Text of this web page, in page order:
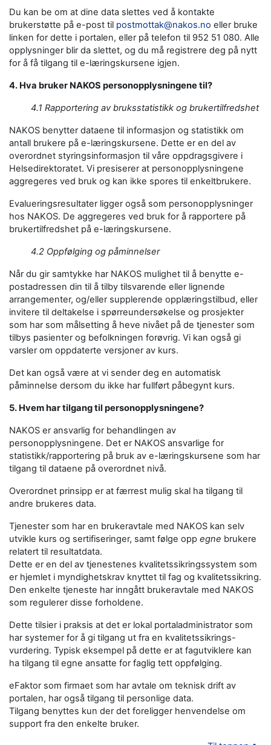
Du kan be om at dine data slettes ved å kontakte
brukerstøtte på e-post til postmottak@nakos.no eller bruke
linken for dette i portalen, eller på telefon til 952 51 080. Alle
opplysninger blir da slettet, og du må registrere deg på nytt
for å få tilgang til e-læringskursene igjen.
4. Hva bruker NAKOS personopplysningene til?
4.1 Rapportering av bruksstatistikk og brukertilfredshet
NAKOS benytter dataene til informasjon og statistikk om
antall brukere på e-læringskursene. Dette er en del av
overordnet styringsinformasjon til våre oppdragsgivere i
Helsedirektoratet. Vi presiserer at personopplysningene
aggregeres ved bruk og kan ikke spores til enkeltbrukere.
Evalueringsresultater ligger også som personopplysninger
hos NAKOS. De aggregeres ved bruk for å rapportere på
brukertilfredshet på e-læringskursene.
4.2 Oppfølging og påminnelser
Når du gir samtykke har NAKOS mulighet til å benytte e-
postadressen din til å tilby tilsvarende eller lignende
arrangementer, og/eller supplerende opplæringstilbud, eller
invitere til deltakelse i spørreundersøkelse og prosjekter
som har som målsetting å heve nivået på de tjenester som
tilbys pasienter og befolkningen forøvrig. Vi kan også gi
varsler om oppdaterte versjoner av kurs.
Det kan også være at vi sender deg en automatisk
påminnelse dersom du ikke har fullført påbegynt kurs.
5. Hvem har tilgang til personopplysningene?
NAKOS er ansvarlig for behandlingen av
personopplysningene. Det er NAKOS ansvarlige for
statistikk/rapportering på bruk av e-læringskursene som har
tilgang til dataene på overordnet nivå.
Overordnet prinsipp er at færrest mulig skal ha tilgang til
andre brukeres data.
Tjenester som har en brukeravtale med NAKOS kan selv
utvikle kurs og sertifiseringer, samt følge opp egne brukere
relatert til resultatdata.
Dette er en del av tjenestenes kvalitetssikringssystem som
er hjemlet i myndighetskrav knyttet til fag og kvalitetssikring.
Den enkelte tjeneste har inngått brukeravtale med NAKOS
som regulerer disse forholdene.
Dette tilsier i praksis at det er lokal portaladministrator som
har systemer for å gi tilgang ut fra en kvalitetssikrings-
vurdering. Typisk eksempel på dette er at fagutviklere kan
ha tilgang til egne ansatte for faglig tett oppfølging.
eFaktor som firmaet som har avtale om teknisk drift av
portalen, har også tilgang til personlige data.
Tilgang benyttes kun der det foreligger henvendelse om
support fra den enkelte bruker.